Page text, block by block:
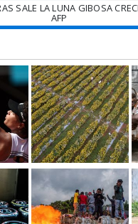
SALE LA LUNA GIBOSA
AFP